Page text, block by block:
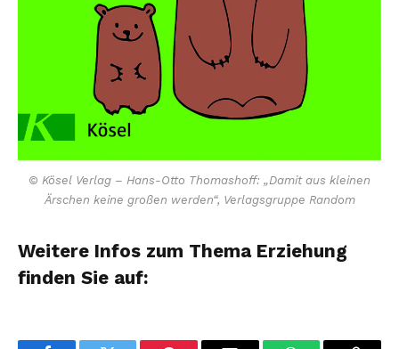
© Kösel Verlag – Hans-Otto Thomashoff: „Damit aus kleinen
Ärschen keine großen werden“, Verlagsgruppe Random
Weitere Infos zum Thema Erziehung
finden Sie auf: